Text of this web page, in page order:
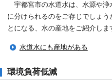
宇都宮市の水道水は、水源や浄
に分けられるのをご存じでしょ
とになる、水の産地をご紹介しま
水道水にも産地がある
環境負荷低減